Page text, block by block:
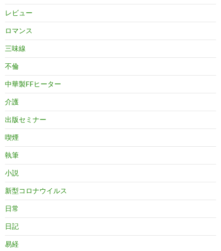
レビュー
ロマンス
三味線
不倫
中華製FFヒーター
介護
出版セミナー
喫煙
執筆
小説
新型コロナウイルス
日常
日記
易経